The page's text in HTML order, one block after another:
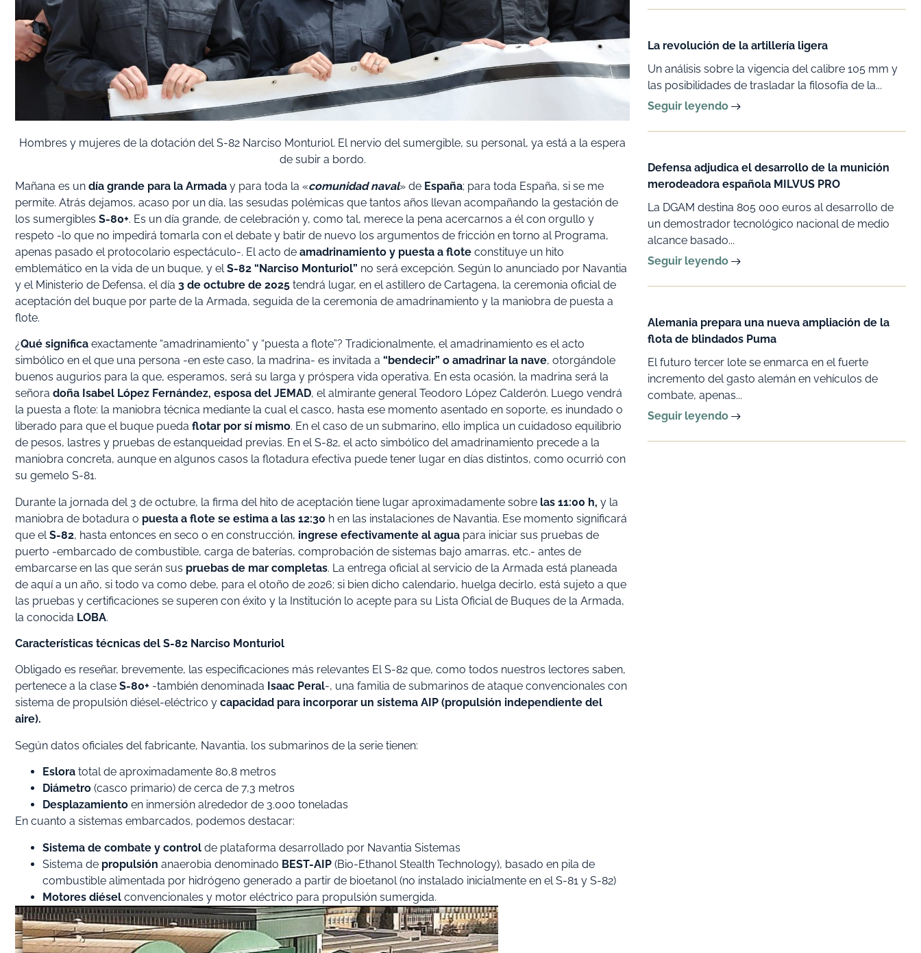
Hombres y mujeres de la dotación del S-82 Narciso Monturiol. El nervio del sumergible, su personal, ya está a la espera
de subir a bordo.
Mañana es un día grande para la Armada y para toda la «comunidad naval» de España; para toda España, si se me
permite. Atrás dejamos, acaso por un día, las sesudas polémicas que tantos años llevan acompañando la gestación de
los sumergibles S-80+. Es un día grande, de celebración y, como tal, merece la pena acercarnos a él con orgullo y
respeto -lo que no impedirá tomarla con el debate y batir de nuevo los argumentos de fricción en torno al Programa,
apenas pasado el protocolario espectáculo-. El acto de amadrinamiento y puesta a flote constituye un hito
emblemático en la vida de un buque, y el S-82 “Narciso Monturiol” no será excepción. Según lo anunciado por Navantia
y el Ministerio de Defensa, el día 3 de octubre de 2025 tendrá lugar, en el astillero de Cartagena, la ceremonia oficial de
aceptación del buque por parte de la Armada, seguida de la ceremonia de amadrinamiento y la maniobra de puesta a
flote.
¿Qué significa exactamente “amadrinamiento” y “puesta a flote”? Tradicionalmente, el amadrinamiento es el acto
simbólico en el que una persona -en este caso, la madrina- es invitada a “bendecir” o amadrinar la nave, otorgándole
buenos augurios para la que, esperamos, será su larga y próspera vida operativa. En esta ocasión, la madrina será la
señora doña Isabel López Fernández, esposa del JEMAD, el almirante general Teodoro López Calderón. Luego vendrá
la puesta a flote: la maniobra técnica mediante la cual el casco, hasta ese momento asentado en soporte, es inundado o
liberado para que el buque pueda flotar por sí mismo. En el caso de un submarino, ello implica un cuidadoso equilibrio
de pesos, lastres y pruebas de estanqueidad previas. En el S-82, el acto simbólico del amadrinamiento precede a la
maniobra concreta, aunque en algunos casos la flotadura efectiva puede tener lugar en días distintos, como ocurrió con
su gemelo S-81.
Durante la jornada del 3 de octubre, la firma del hito de aceptación tiene lugar aproximadamente sobre las 11:00 h, y la
maniobra de botadura o puesta a flote se estima a las 12:30 h en las instalaciones de Navantia. Ese momento significará
que el S-82, hasta entonces en seco o en construcción, ingrese efectivamente al agua para iniciar sus pruebas de
puerto -embarcado de combustible, carga de baterías, comprobación de sistemas bajo amarras, etc.- antes de
embarcarse en las que serán sus pruebas de mar completas. La entrega oficial al servicio de la Armada está planeada
de aquí a un año, si todo va como debe, para el otoño de 2026; si bien dicho calendario, huelga decirlo, está sujeto a que
las pruebas y certificaciones se superen con éxito y la Institución lo acepte para su Lista Oficial de Buques de la Armada,
la conocida LOBA.
Características técnicas del S-82 Narciso Monturiol
Obligado es reseñar, brevemente, las especificaciones más relevantes El S-82 que, como todos nuestros lectores saben,
pertenece a la clase S-80+ -también denominada Isaac Peral-, una familia de submarinos de ataque convencionales con
sistema de propulsión diésel-eléctrico y capacidad para incorporar un sistema AIP (propulsión independiente del
aire).
Según datos oficiales del fabricante, Navantia, los submarinos de la serie tienen:
Eslora total de aproximadamente 80,8 metros
Diámetro (casco primario) de cerca de 7,3 metros
Desplazamiento en inmersión alrededor de 3.000 toneladas
En cuanto a sistemas embarcados, podemos destacar:
Sistema de combate y control de plataforma desarrollado por Navantia Sistemas
Sistema de propulsión anaerobia denominado BEST-AIP (Bio-Ethanol Stealth Technology), basado en pila de
combustible alimentada por hidrógeno generado a partir de bioetanol (no instalado inicialmente en el S-81 y S-82)
Motores diésel convencionales y motor eléctrico para propulsión sumergida.
La revolución de la artillería ligera
Un análisis sobre la vigencia del calibre 105 mm y
las posibilidades de trasladar la filosofía de la...
Seguir leyendo
Defensa adjudica el desarrollo de la munición
merodeadora española MILVUS PRO
La DGAM destina 805 000 euros al desarrollo de
un demostrador tecnológico nacional de medio
alcance basado...
Seguir leyendo
Alemania prepara una nueva ampliación de la
flota de blindados Puma
El futuro tercer lote se enmarca en el fuerte
incremento del gasto alemán en vehículos de
combate, apenas...
Seguir leyendo